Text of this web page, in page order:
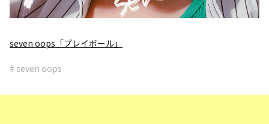
seven oops「プレイボール」
# seven oops